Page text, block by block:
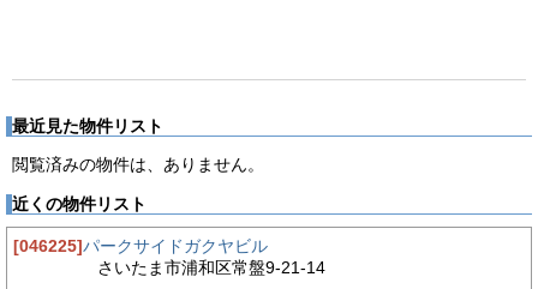
最近見た物件リスト
閲覧済みの物件は、ありません。
近くの物件リスト
[046225]パークサイドガクヤビル
さいたま市浦和区常盤9-21-14